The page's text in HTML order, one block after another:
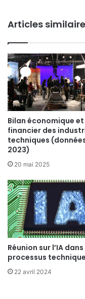
volontarisme dans
Contacts :
Jean-Yves Mirski /
Tél. 01 45 05 72 47
jean-
Stéphane Bedin /
Articles
Bilan économique et
financier des
techniques
2023)
20 mai 2025
Réunion sur l’IA
processus
22 avril 2024